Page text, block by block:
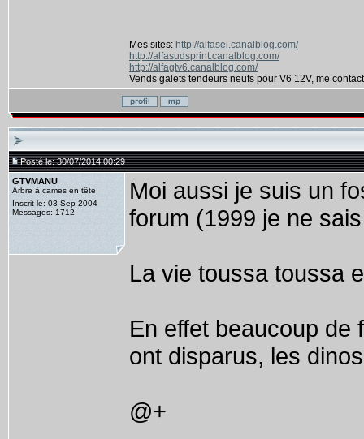
Mes sites: http://alfasei.canalblog.com/
http://alfasudsprint.canalblog.com/
http://alfagtv6.canalblog.com/
Vends galets tendeurs neufs pour V6 12V, me
Posté le: 30/07/2014 00:29
GTVMANU
Arbre à cames en tête
Inscrit le: 03 Sep 2004
Messages: 1712
Moi aussi je suis un
forum (1999 je ne
La vie toussa toussa
En effet beaucoup de
ont disparus, les
@+